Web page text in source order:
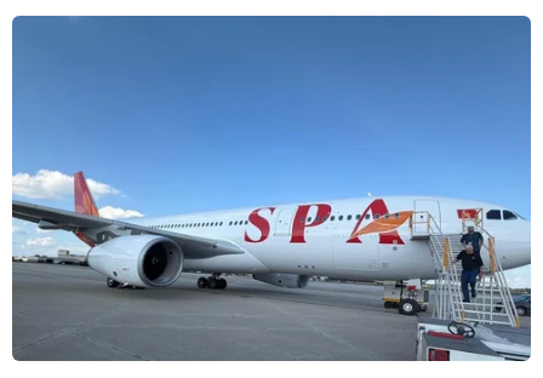
TIN CÙNG CHUYÊN MỤC
FAHASA 50 năm: Hành trình